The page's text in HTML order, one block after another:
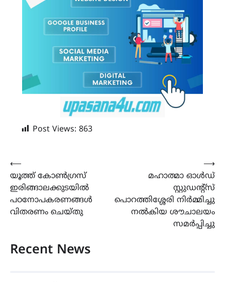
Post Views: 863
Post
navigation
⟵
യൂത്ത് കോൺഗ്രസ്
ഇരിങ്ങാലക്കുടയിൽ
പഠനോപകരണങ്ങൾ
വിതരണം ചെയ്തു
മഹാത്മാ ഓൾഡ്
സ്റ്റുഡന്റ്സ്
പൊറത്തിശ്ശേരി നിർമ്മിച്ചു
നൽകിയ ശൗചാലയം
സമർപ്പിച്ചു
⟶
Recent News